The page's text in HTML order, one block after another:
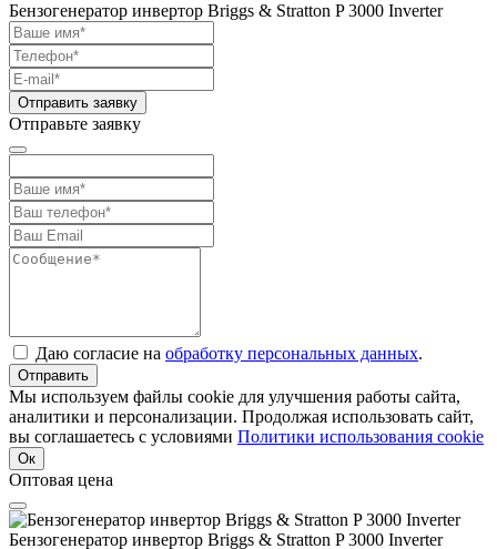
Бензогенератор инвертор Briggs & Stratton P 3000 Inverter
Отправить заявку
Отправьте заявку
Даю согласие на обработку персональных данных.
Отправить
Мы используем файлы cookie для улучшения работы сайта,
аналитики и персонализации. Продолжая использовать сайт,
вы соглашаетесь с условиями Политики использования cookie
Ок
Оптовая цена
Бензогенератор инвертор Briggs & Stratton P 3000 Inverter